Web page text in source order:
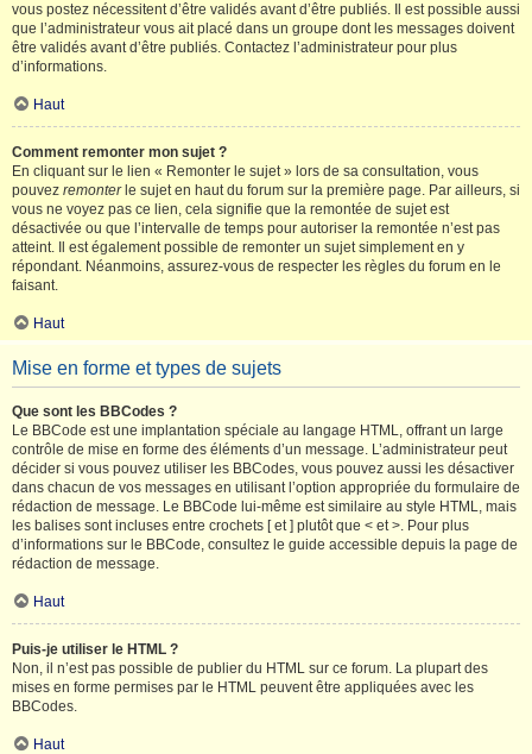
vous postez nécessitent d’être validés avant d’être publiés. Il est possible aussi
que l’administrateur vous ait placé dans un groupe dont les messages doivent
être validés avant d’être publiés. Contactez l’administrateur pour plus
d’informations.
Haut
Comment remonter mon sujet ?
En cliquant sur le lien « Remonter le sujet » lors de sa consultation, vous
pouvez remonterle sujet en haut du forum sur la première page. Par ailleurs, si
vous ne voyez pas ce lien, cela signifie que la remontée de sujet est
désactivée ou que l’intervalle de temps pour autoriser la remontée n’est pas
atteint. Il est également possible de remonter un sujet simplement en y
répondant. Néanmoins, assurez-vous de respecter les règles du forum en le
faisant.
Haut
Mise en forme et types de sujets
Que sont les BBCodes ?
Le BBCode est une implantation spéciale au langage HTML, offrant un large
contrôle de mise en forme des éléments d’un message. L’administrateur peut
décider si vous pouvez utiliser les BBCodes, vous pouvez aussi les désactiver
dans chacun de vos messages en utilisant l’option appropriée du formulaire de
rédaction de message. Le BBCode lui-même est similaire au style HTML, mais
les balises sont incluses entre crochets [ et ] plutôt que < et >. Pour plus
d’informations sur le BBCode, consultez le guide accessible depuis la page de
rédaction de message.
Haut
Puis-je utiliser le HTML ?
Non, il n’est pas possible de publier du HTML sur ce forum. La plupart des
mises en forme permises par le HTML peuvent être appliquées avec les
BBCodes.
Haut